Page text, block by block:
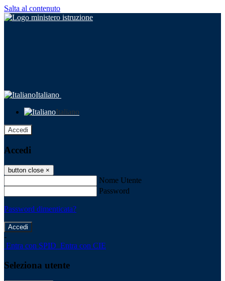
Salta al contenuto
Italiano
Italiano
Accedi
Accedi
button close ×
Nome Utente
Password
Password dimenticata?
-
Entra con SPID Entra con CIE
Seleziona utente